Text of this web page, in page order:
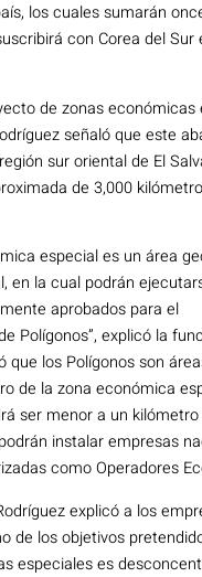
los cuales sumarán
con Corea del Sur
de zonas económicas
señaló que este
sur oriental de El
de 3,000
especial es un área
en la cual podrán
aprobados para el
Polígonos”, explicó la
que los Polígonos son
de la zona económica
ser menor a un
instalar empresas
como Operadores
explicó a los
de los objetivos
especiales es